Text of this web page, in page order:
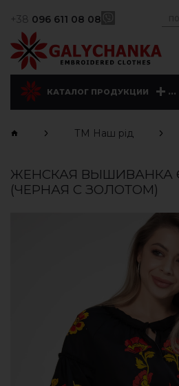
+38 096 611 08 08
КАТАЛОГ ПРОДУКЦИИ ...
ТМ Наш рід
ЖЕНСКАЯ ВЫШИВАНКА
(ЧЕРНАЯ С ЗОЛОТОМ)